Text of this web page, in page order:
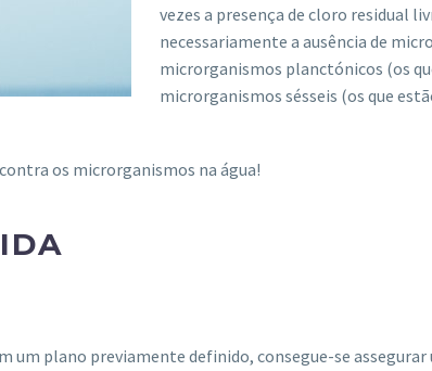
vezes a presença de cloro residual
necessariamente a ausência de
microrganismos planctónicos (os
microrganismos sésseis (os que
os microrganismos na água!
um plano previamente definido, consegue-se